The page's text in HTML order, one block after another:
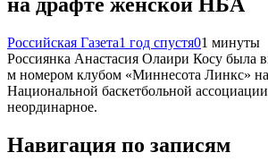
Российская Газета1 год спустя01 минуты
Россиянка Анастасия Олаири Косу была
м номером клубом «Миннесота Линкс»
Национальной баскетбольной
неординарное.
Навигация по записям